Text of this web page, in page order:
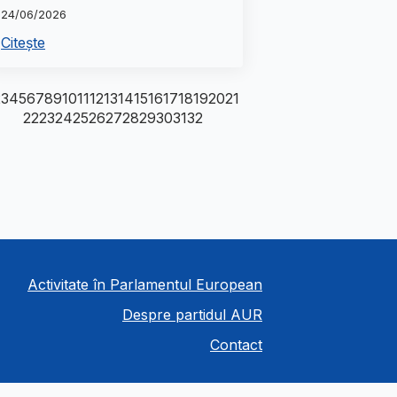
24/06/2026
Citește
3456789101112131415161718192021
2223242526272829303132
Activitate în Parlamentul European
Despre partidul AUR
Contact